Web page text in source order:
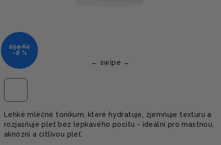
Lehké mléčné tonikum, které hydratuje, zjemňuje texturu a
rozjasňuje pleť bez lepkavého pocitu - ideální pro mastnou,
aknózní a citlivou pleť.
259 Kč
–8 %